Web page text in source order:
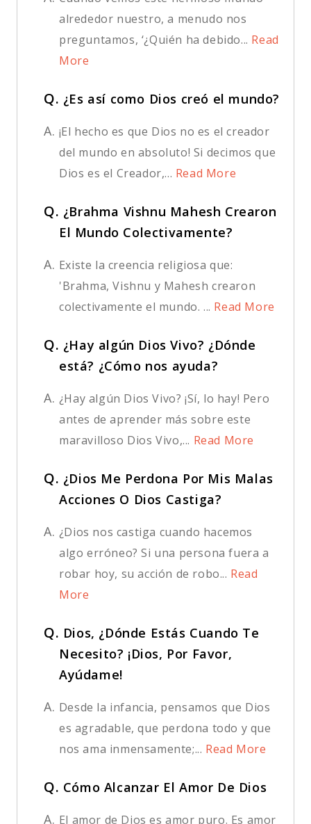
alrededor nuestro, a menudo nos
preguntamos, ‘¿Quién ha debido... Read
More
Q. ¿Es así como Dios creó el mundo?
A. ¡El hecho es que Dios no es el creador
del mundo en absoluto! Si decimos que
Dios es el Creador,... Read More
Q. ¿Brahma Vishnu Mahesh Crearon
El Mundo Colectivamente?
A. Existe la creencia religiosa que:
'Brahma, Vishnu y Mahesh crearon
colectivamente el mundo. ... Read More
Q. ¿Hay algún Dios Vivo? ¿Dónde
está? ¿Cómo nos ayuda?
A. ¿Hay algún Dios Vivo? ¡Sí, lo hay! Pero
antes de aprender más sobre este
maravilloso Dios Vivo,... Read More
Q. ¿Dios Me Perdona Por Mis Malas
Acciones O Dios Castiga?
A. ¿Dios nos castiga cuando hacemos
algo erróneo? Si una persona fuera a
robar hoy, su acción de robo... Read
More
Q. Dios, ¿Dónde Estás Cuando Te
Necesito? ¡Dios, Por Favor,
Ayúdame!
A. Desde la infancia, pensamos que Dios
es agradable, que perdona todo y que
nos ama inmensamente;... Read More
Q. Cómo Alcanzar El Amor De Dios
A. El amor de Dios es amor puro. Es amor